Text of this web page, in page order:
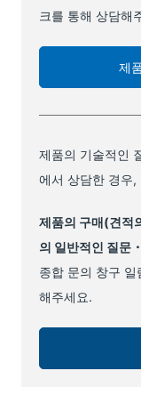
크를 통해 상담해
제
제품의 기술적인
에서 상담한 경우,
제품의 구매(견적
의 일반적인 질문
종합 문의 창구
해주세요.